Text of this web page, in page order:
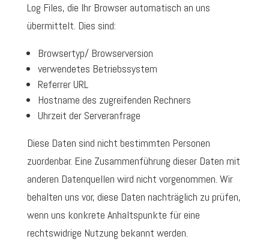
Log Files, die Ihr Browser automatisch an uns
übermittelt. Dies sind:
Browsertyp/ Browserversion
verwendetes Betriebssystem
Referrer URL
Hostname des zugreifenden Rechners
Uhrzeit der Serveranfrage
Diese Daten sind nicht bestimmten Personen
zuordenbar. Eine Zusammenführung dieser Daten mit
anderen Datenquellen wird nicht vorgenommen. Wir
behalten uns vor, diese Daten nachträglich zu prüfen,
wenn uns konkrete Anhaltspunkte für eine
rechtswidrige Nutzung bekannt werden.